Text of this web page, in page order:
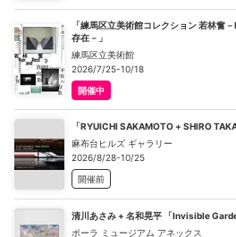
「練馬区立美術館コレクション 若林奮
存在－」
練馬区立美術館
2026/7/25-10/18
開催中
「RYUICHI SAKAMOTO + SHIRO
麻布台ヒルズ ギャラリー
2026/8/28-10/25
開催前
清川あさみ + 名和晃平 「Invisible
ポーラ ミュージアム アネックス